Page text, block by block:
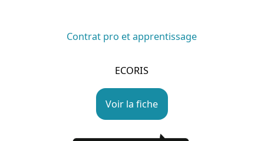
Contrat pro et apprentissage
ECORIS
Voir la fiche